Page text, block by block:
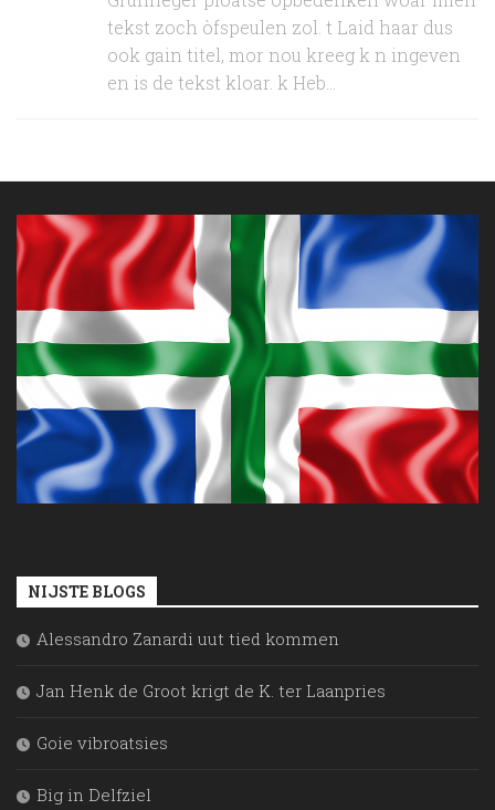
tekst zoch òfspeulen zol. t Laid haar dus
ook gain titel, mor nou kreeg k n ingeven
en is de tekst kloar. k Heb...
NIJSTE BLOGS
Alessandro Zanardi uut tied kommen
Jan Henk de Groot krigt de K. ter Laanpries
Goie vibroatsies
Big in Delfziel